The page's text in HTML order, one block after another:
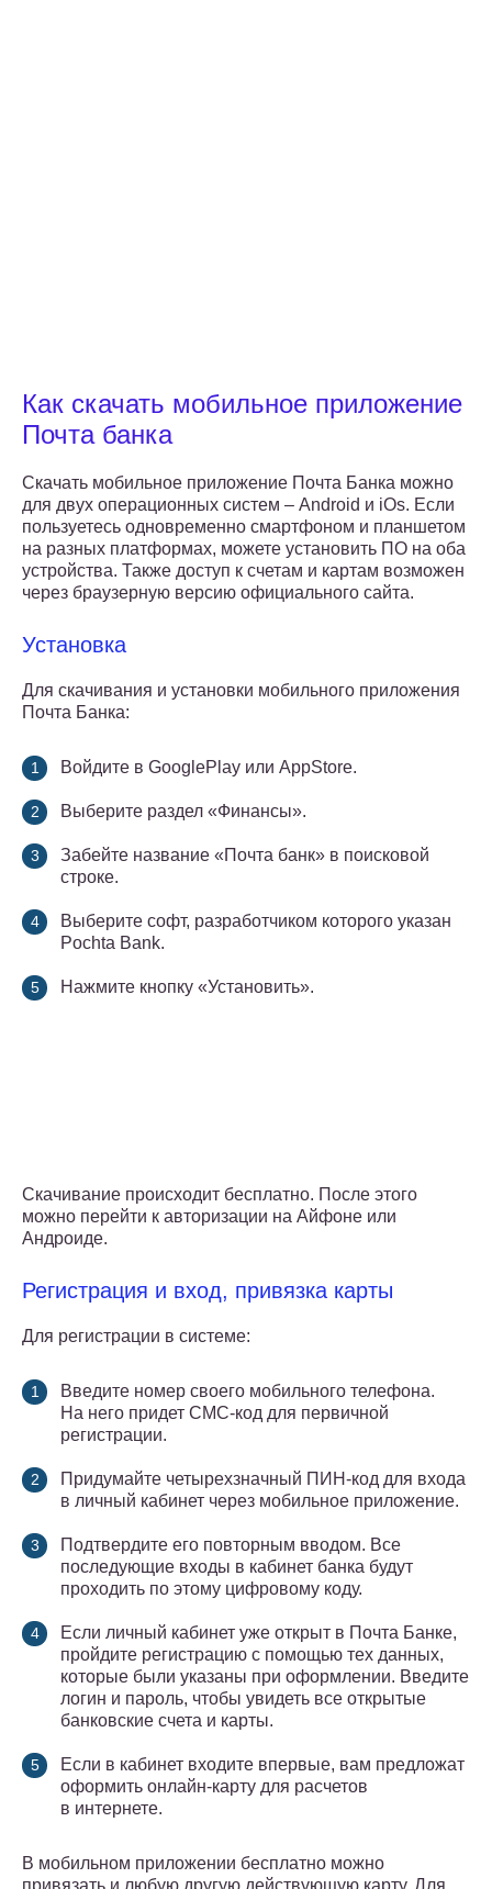
Как скачать мобильное приложение
Почта банка
Скачать мобильное приложение Почта Банка можно
для двух операционных систем – Android и iOs. Если
пользуетесь одновременно смартфоном и планшетом
на разных платформах, можете установить ПО на оба
устройства. Также доступ к счетам и картам возможен
через браузерную версию официального сайта.
Установка
Для скачивания и установки мобильного приложения
Почта Банка:
Войдите в GooglePlay или AppStore.
Выберите раздел «Финансы».
Забейте название «Почта банк» в поисковой
строке.
Выберите софт, разработчиком которого указан
Pochta Bank.
Нажмите кнопку «Установить».
Скачивание происходит бесплатно. После этого
можно перейти к авторизации на Айфоне или
Андроиде.
Регистрация и вход, привязка карты
Для регистрации в системе:
Введите номер своего мобильного телефона.
На него придет СМС-код для первичной
регистрации.
Придумайте четырехзначный ПИН-код для входа
в личный кабинет через мобильное приложение.
Подтвердите его повторным вводом. Все
последующие входы в кабинет банка будут
проходить по этому цифровому коду.
Если личный кабинет уже открыт в Почта Банке,
пройдите регистрацию с помощью тех данных,
которые были указаны при оформлении. Введите
логин и пароль, чтобы увидеть все открытые
банковские счета и карты.
Если в кабинет входите впервые, вам предложат
оформить онлайн-карту для расчетов
в интернете.
В мобильном приложении бесплатно можно